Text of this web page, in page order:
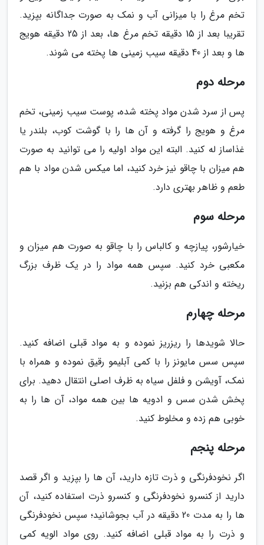
تخم مرغ را با میزانی آب و نمک به صورت جداگانه بپزید.
تقریبا بعد از 15 دقیقه تخم مرغ ها، بعد از 25 دقیقه هویج
ها و بعد از 40 دقیقه سیب زمینی ها پخته می شوند.
مرحله دوم
پس از سرد شدن مواد پخته شده، پوست سیب زمینی، تخم
مرغ و هویج را گرفته و آن ها را با گوشت کوب، بلندر یا
غذاساز له کنید. البته این مواد اولیه را می توانید به صورت
هم میزان با چاقو نیز خرد کنید، اما میکس شدن مواد با هم
طعم و ظاهر بهتری دارد.
مرحله سوم
خیارشور، پیازچه و کالباس را با چاقو به صورت هم میزان و
مکعبی خرد کنید. سپس همه مواد را در یک ظرف بزرگ
ریخته و اندکی هم بزنید.
مرحله چهارم
حالا شویدها را ریزریز نموده و به مواد قبلی اضافه کنید.
سپس سس مایونز را با کمی آبلیمو رقیق نموده و همراه با
نمک، آویشن و فلفل سیاه به ظرف اصلی انتقال دهید. برای
پخش شدن سس و ادویه ها بین همه مواد، آن ها را به
خوبی هم زده و مخلوط کنید.
مرحله پنجم
اگر نخودفرنگی و ذرت تازه دارید، آن ها را بپزید و اگر قصد
دارید از کنسرو نخودفرنگی و کنسرو ذرت استفاده کنید، آن
ها را به مدت 20 دقیقه در آب بجوشانید؛ سپس نخودفرنگی
و ذرت را به مواد قبلی اضافه کنید. روی مواد الویه کمی